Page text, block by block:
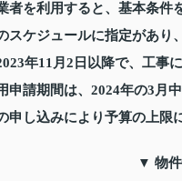
者を利用すると、基本条件
スケジュールに指定があり
年11月2日以降で、工事
申請期間は、2024年の3月
申し込みにより予算の上限
▼ 物